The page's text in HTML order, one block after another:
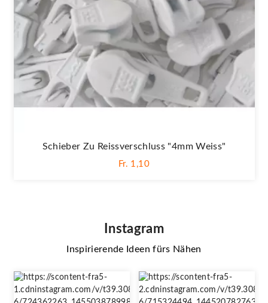
Schieber Zu Reissverschluss "4mm Weiss"
Fr. 1,10
Instagram
Inspirierende Ideen fürs Nähen